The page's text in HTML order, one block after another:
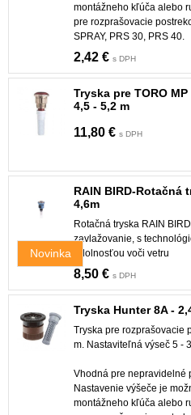
montážneho kľúča alebo
pre rozprašovacie
SPRAY, PRS 30, PRS 40.
2,42 € s DPH
Tryska pre TORO
4,5 - 5,2 m
11,80 € s DPH
Novinka
RAIN BIRD-Rotačná
4,6m
Rotačná tryska RAIN
zavlažovanie, s
odolnosťou voči vetru
8,50 € s DPH
Tryska Hunter 8A -
Tryska pre rozprašovacie
m. Nastaviteľná výseč 5 -
Vhodná pre nepravidelné
Nastavenie výšeče je
montážneho kľúča alebo